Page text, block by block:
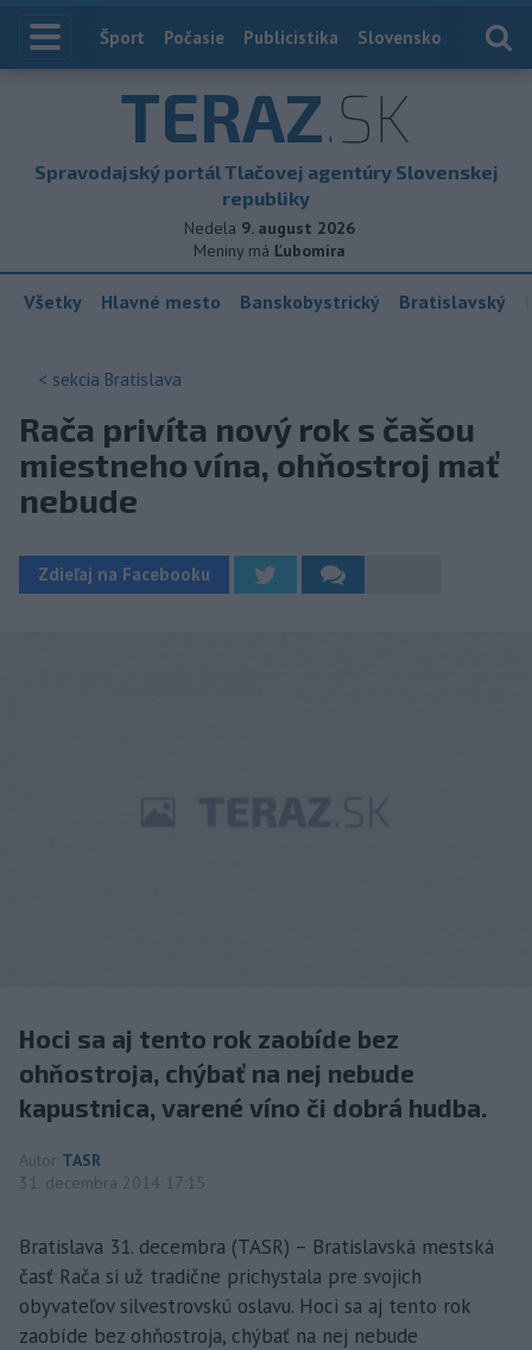
Index
Šport Počasie Publicistika Slovensko
TERAZ.SK
Spravodajský portál Tlačovej agentúry Slovenskej
republiky
Nedela 9. august 2026
Meniny má Ľubomíra
Všetky Hlavné mesto Banskobystrický Bratislavský
< sekcia Bratislava
Rača privíta nový rok s čašou
miestneho vína, ohňostroj mať
nebude
Zdieľaj na Facebooku
Hoci sa aj tento rok zaobíde bez
ohňostroja, chýbať na nej nebude
kapustnica, varené víno či dobrá hudba.
Autor TASR
31. decembra 2014 17:15
Bratislava 31. decembra (TASR) – Bratislavská mestská
časť Rača si už tradične prichystala pre svojich
obyvateľov silvestrovskú oslavu. Hoci sa aj tento rok
zaobíde bez ohňostroja, chýbať na nej nebude